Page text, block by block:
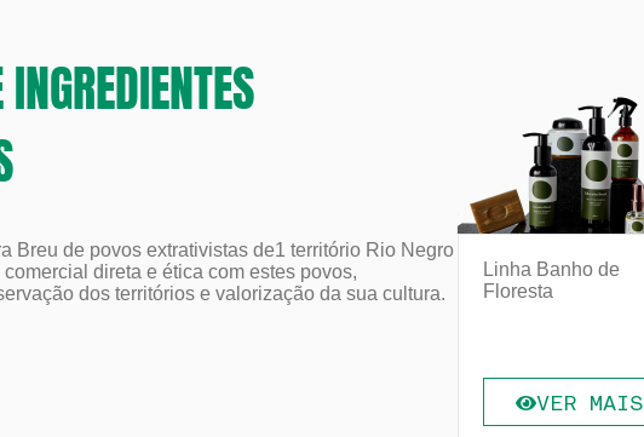
Breu de povos extrativistas de1 território Rio Negro
direta e ética com estes povos,
dos territórios e valorização da sua cultura.
Linha Banho de
Floresta
VER MAIS